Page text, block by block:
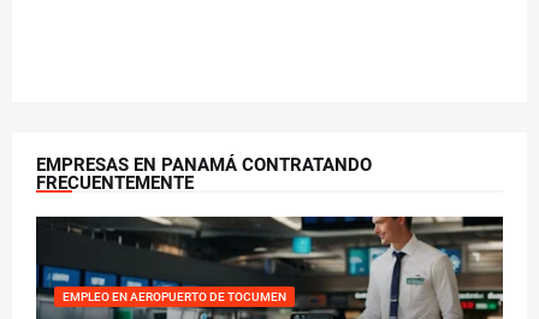
EMPRESAS EN PANAMÁ CONTRATANDO
FRECUENTEMENTE
EMPLEO EN AEROPUERTO DE TOCUMEN